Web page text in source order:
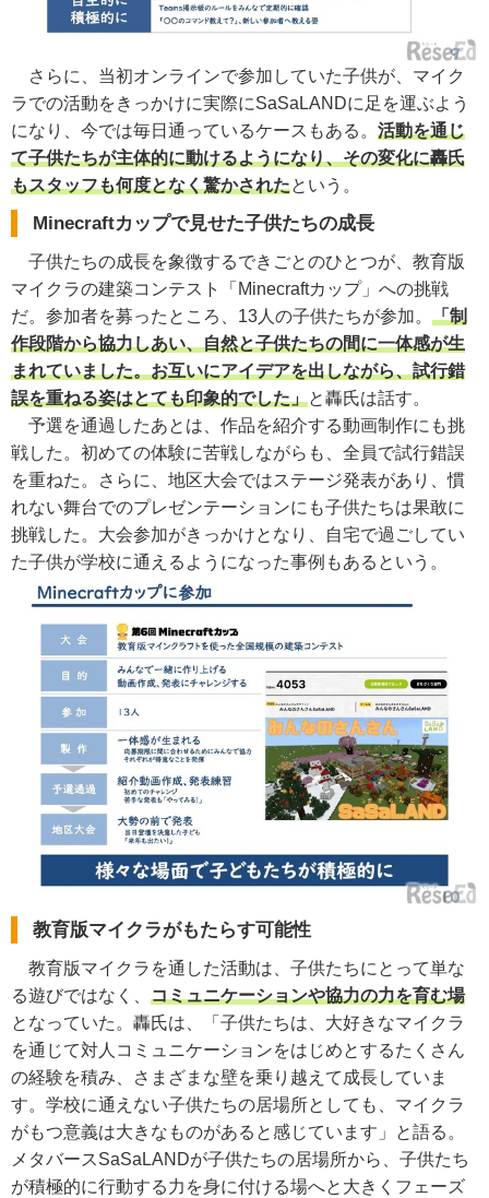
さらに、当初オンラインで参加していた子供が、マイク
ラでの活動をきっかけに実際にSaSaLANDに足を運ぶよう
になり、今では毎日通っているケースもある。 活動を通じ
て子供たちが主体的に動けるようになり、その変化に轟氏
もスタッフも何度となく驚かされたという。
Minecraftカップで見せた子供たちの成長
子供たちの成長を象徴するできごとのひとつが、教育版
マイクラの建築コンテスト「Minecraftカップ」への挑戦
だ。参加者を募ったところ、13人の子供たちが参加。 「制
作段階から協力しあい、自然と子供たちの間に一体感が生
まれていました。お互いにアイデアを出しながら、試行錯
誤を重ねる姿はとても印象的でした」と轟氏は話す。
予選を通過したあとは、作品を紹介する動画制作にも挑
戦した。初めての体験に苦戦しながらも、全員で試行錯誤
を重ねた。さらに、地区大会ではステージ発表があり、慣
れない舞台でのプレゼンテーションにも子供たちは果敢に
挑戦した。大会参加がきっかけとなり、自宅で過ごしてい
た子供が学校に通えるようになった事例もあるという。
教育版マイクラがもたらす可能性
教育版マイクラを通した活動は、子供たちにとって単な
る遊びではなく、 コミュニケーションや協力の力を育む場
となっていた。轟氏は、「子供たちは、大好きなマイクラ
を通じて対人コミュニケーションをはじめとするたくさん
の経験を積み、さまざまな壁を乗り越えて成長していま
す。学校に通えない子供たちの居場所としても、マイクラ
がもつ意義は大きなものがあると感じています」と語る。
メタバースSaSaLANDが子供たちの居場所から、子供たち
が積極的に行動する力を身に付ける場へと大きくフェーズ